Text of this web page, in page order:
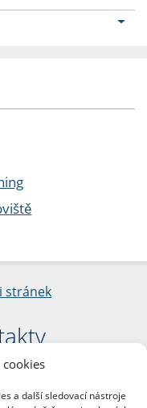
a další sledovací nástroje
stránek
1/2